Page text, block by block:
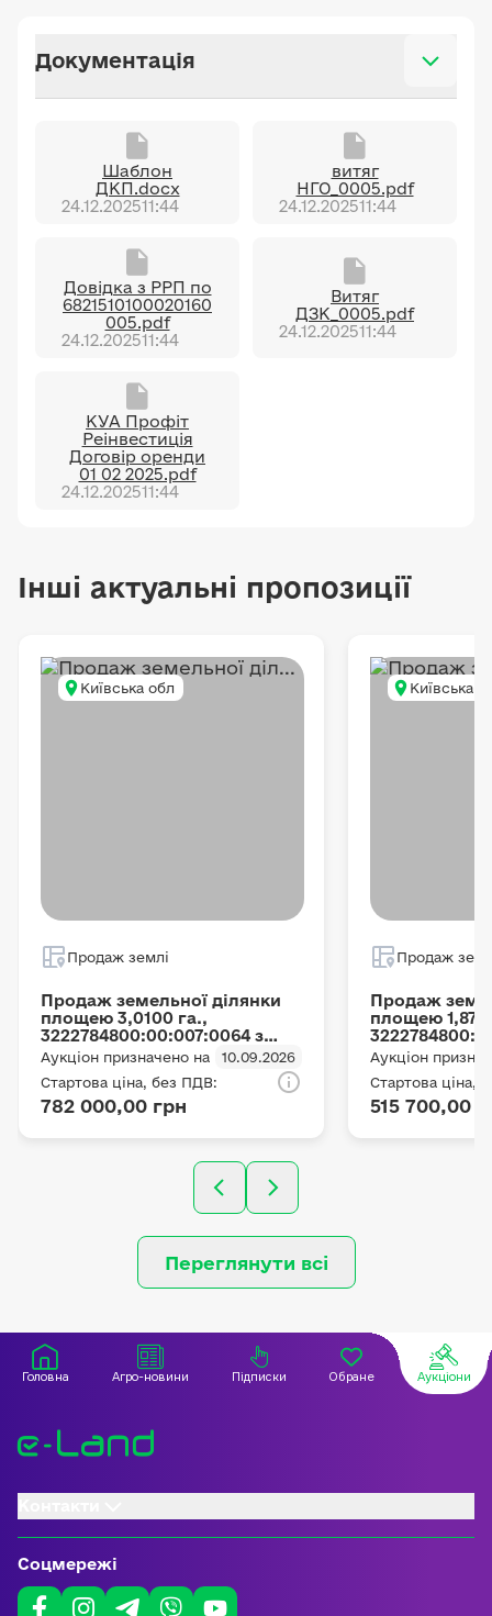
Документація
Шаблон
ДКП.docx
24.12.202511:44
витяг
НГО_0005.pdf
24.12.202511:44
Довiдка з РРП по
6821510100020160
005.pdf
24.12.202511:44
Витяг
ДЗК_0005.pdf
24.12.202511:44
КУА Профіт
Реінвестиція
Договір оренди
01 02 2025.pdf
24.12.202511:44
Інші актуальні пропозиції
Київська обл
Продаж землі
Продаж земельної ділянки
площею 3,0100 га.,
3222784800:00:007:0064 з
цільовим призначенням ОСГ,
що розташована за адресою:
с. Мотижин, Мотижинська с/
р, Бучанський район
Київська область
Аукціон призначено на
10.09.2026
Стартова ціна, без ПДВ:
782 000,00 грн
Київська
Продаж
Продаж
площею
цільовим
що
с. Мотижин,
р,
Київська
Аукціон
Стартова ціна,
515 700,00
Переглянути всі
Головна Агро-новини Підписки Обране Аукціони
Соцмережі